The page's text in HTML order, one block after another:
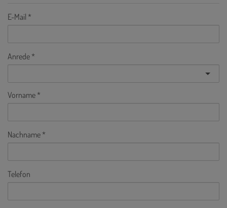
E-Mail
Anrede
Vorname
Nachname
Telefon